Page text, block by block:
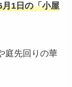
月1日の「小屋
庭先回りの華